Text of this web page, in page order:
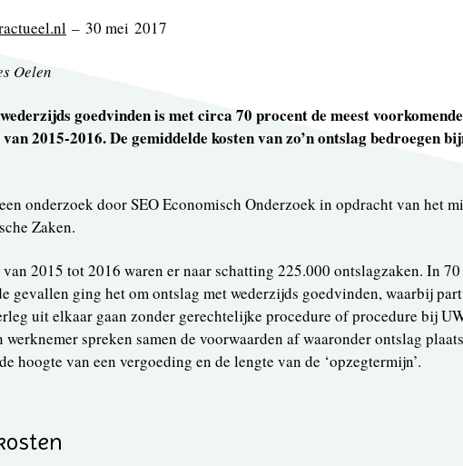
– 30 mei 2017
Oelen
goedvinden is met circa 70 procent de meest voorkomende
2015-2016. De gemiddelde kosten van zo’n ontslag bedroegen
onderzoek door SEO Economisch Onderzoek in opdracht van het
Zaken.
2015 tot 2016 waren er naar schatting 225.000 ontslagzaken. In 70
gevallen ging het om ontslag met wederzijds goedvinden, waarbij
uit elkaar gaan zonder gerechtelijke procedure of procedure bij
werknemer spreken samen de voorwaarden af waaronder ontslag
hoogte van een vergoeding en de lengte van de ‘opzegtermijn’.